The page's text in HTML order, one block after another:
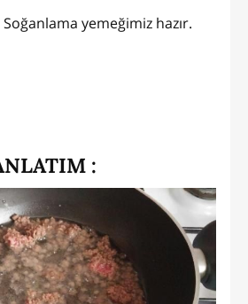
Soğanlama yemeğimiz hazır.
: